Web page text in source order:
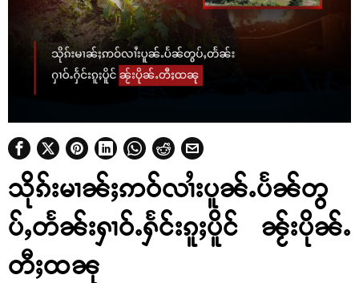
သိုၵ်းမၢၼ်ႈဢဝ်လၢႆးပူၼ်ႉပႅၼ်တွ
ပ်ႇတႅၼ်းႁၢဝ်ႉႁႅင်းၵူႈပိူင် ၼႂ်းပိုၼ်ႉ
တီႈထၼု